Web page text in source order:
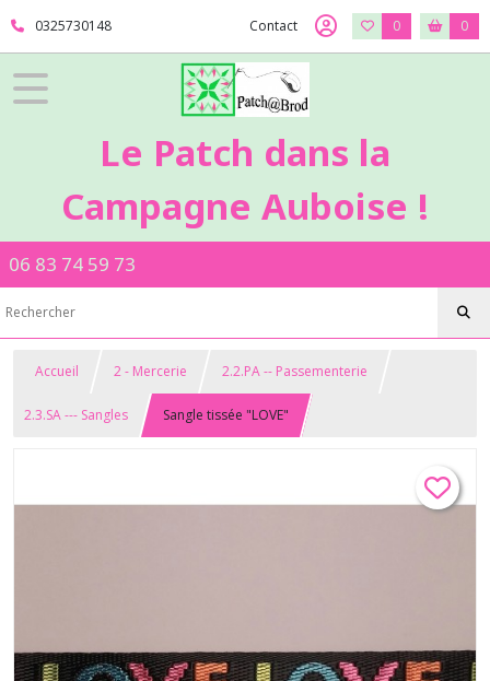
0325730148 Contact 0 0
Le Patch dans la
Campagne Auboise !
06 83 74 59 73
Accueil 2 - Mercerie 2.2.PA -- Passementerie
2.3.SA --- Sangles Sangle tissée "LOVE"